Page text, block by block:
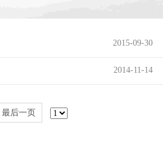
2015-09-30
2014-11-14
最后一页